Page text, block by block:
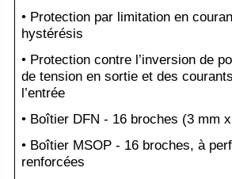
• Protection par limitation en
hystérésis
• Protection contre l’inversion de
de tension en sortie et des
l’entrée
• Boîtier DFN - 16 broches (3 mm
• Boîtier MSOP - 16 broches, à
renforcées